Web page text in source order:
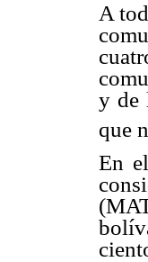
A
y de
que
En